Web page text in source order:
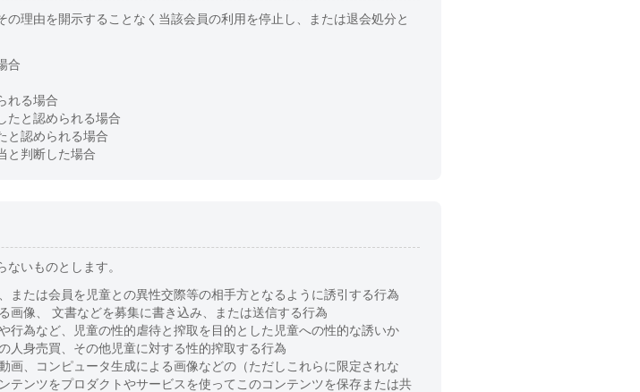
理由を開示することなく当該会員の利用を停止し、または退会処分と
合
れる場合
たと認められる場合
と認められる場合
と判断した場合
いものとします。
または会員を児童との異性交際等の相手方となるように誘引する行為
画像、 文書などを募集に書き込み、または送信する行為
行為など、児童の性的虐待と搾取を目的とした児童への性的な誘いか
人身売買、その他児童に対する性的搾取する行為
画、コンピュータ生成による画像などの（ただしこれらに限定されな
テンツをプロダクトやサービスを使ってこのコンテンツを保存または共